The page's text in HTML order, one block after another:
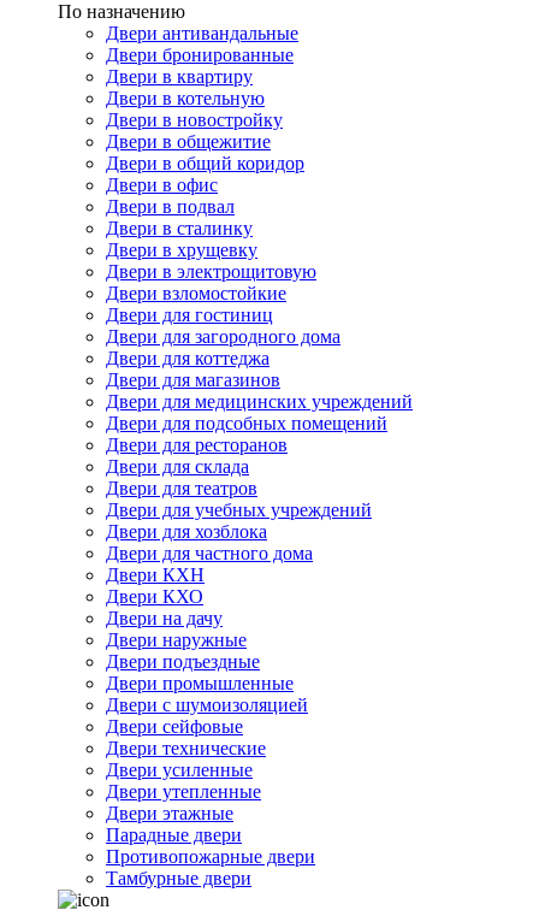
По назначению
Двери антивандальные
Двери бронированные
Двери в квартиру
Двери в котельную
Двери в новостройку
Двери в общежитие
Двери в общий коридор
Двери в офис
Двери в подвал
Двери в сталинку
Двери в хрущевку
Двери в электрощитовую
Двери взломостойкие
Двери для гостиниц
Двери для загородного дома
Двери для коттеджа
Двери для магазинов
Двери для медицинских учреждений
Двери для подсобных помещений
Двери для ресторанов
Двери для склада
Двери для театров
Двери для учебных учреждений
Двери для хозблока
Двери для частного дома
Двери КХН
Двери КХО
Двери на дачу
Двери наружные
Двери подъездные
Двери промышленные
Двери с шумоизоляцией
Двери сейфовые
Двери технические
Двери усиленные
Двери утепленные
Двери этажные
Парадные двери
Противопожарные двери
Тамбурные двери